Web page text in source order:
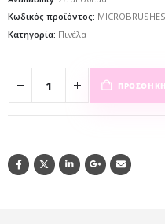
Κωδικός προϊόντος: MICROBRUSHES
Κατηγορία: Πινέλα